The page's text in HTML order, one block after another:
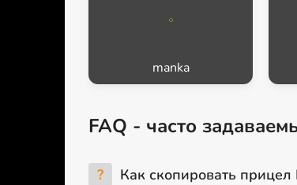
manka
FAQ - часто
? Как скопировать прицел